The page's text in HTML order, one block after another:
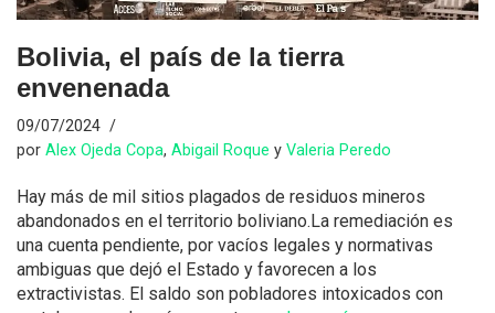
Bolivia, el país de la tierra
envenenada
09/07/2024
por Alex Ojeda Copa, Abigail Roque y Valeria Peredo
Hay más de mil sitios plagados de residuos mineros
abandonados en el territorio boliviano.La remediación es
una cuenta pendiente, por vacíos legales y normativas
ambiguas que dejó el Estado y favorecen a los
extractivistas. El saldo son pobladores intoxicados con